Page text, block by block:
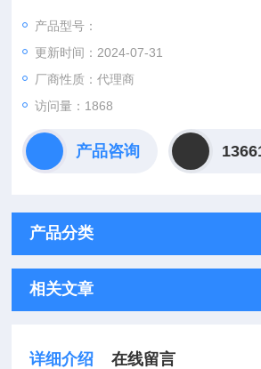
产品型号：
更新时间：2024-07-31
厂商性质：代理商
访问量：1868
产品咨询
产品分类
相关文章
详细介绍 在线留言